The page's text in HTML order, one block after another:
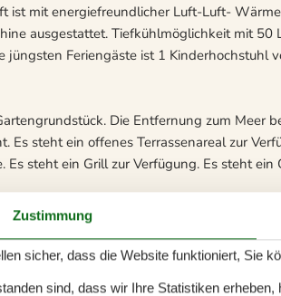
ist mit energiefreundlicher Luft-Luft-
ausgestattet. Tiefkühlmöglichkeit mit 50
jüngsten Feriengäste ist 1 Kinderhochstuhl
Die Entfernung zum Meer
steht ein offenes Terrassenareal zur
steht ein Grill zur Verfügung. Es steht ein
in Doppelbetten. 2 von diesen
zur Verfügung.
Zustimmung
sicher, dass die Website funktioniert, Sie
sind, dass wir Ihre Statistiken